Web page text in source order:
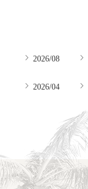
2026/08
2026/04